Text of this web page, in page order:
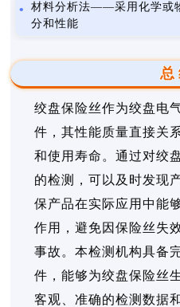
材料分析法——采用化学或
分和性能
总
绞盘保险丝作为绞盘电
件，其性能质量直接关
和使用寿命。通过对绞
的检测，可以及时发现
保产品在实际应用中能
作用，避免因保险丝失
事故。本检测机构具备
件，能够为绞盘保险丝
客观、准确的检测数据